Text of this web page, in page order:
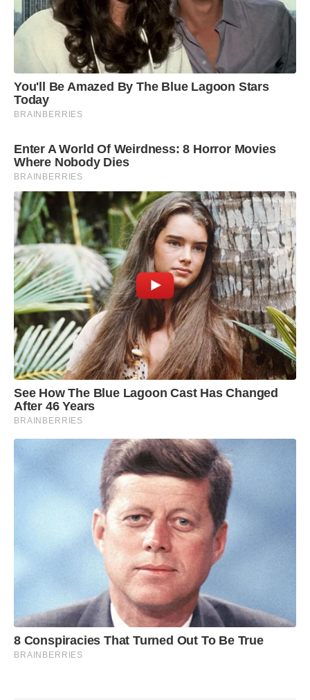
You'll Be Amazed By The Blue Lagoon Stars
Today
BRAINBERRIES
Enter A World Of Weirdness: 8 Horror Movies
Where Nobody Dies
BRAINBERRIES
See How The Blue Lagoon Cast Has Changed
After 46 Years
BRAINBERRIES
8 Conspiracies That Turned Out To Be True
BRAINBERRIES